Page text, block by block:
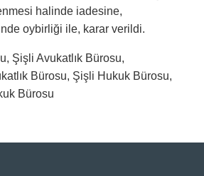
halinde iadesine,
oybirliği ile, karar verildi.
Şişli Avukatlık Bürosu,
Bürosu, Şişli Hukuk Bürosu,
Bürosu